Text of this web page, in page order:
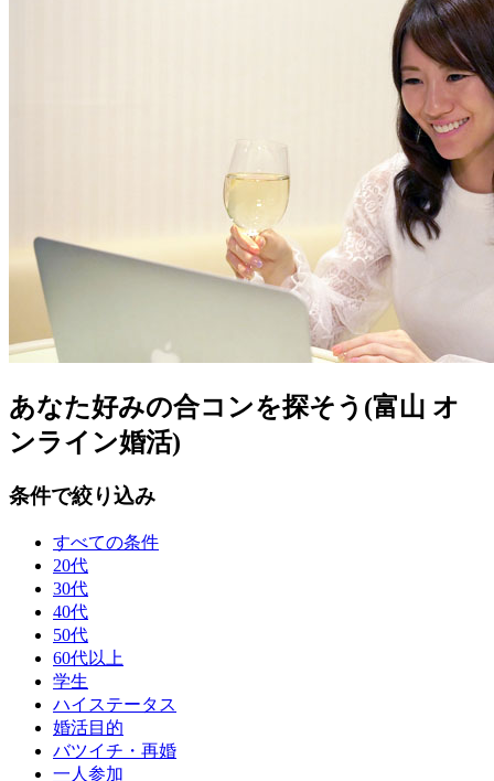
あなた好みの合コンを探そう(富山 オ
ンライン婚活)
条件で絞り込み
すべての条件
20代
30代
40代
50代
60代以上
学生
ハイステータス
婚活目的
バツイチ・再婚
一人参加